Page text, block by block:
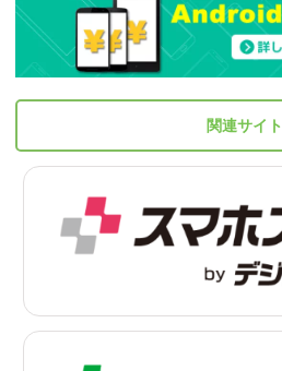
関連サイト